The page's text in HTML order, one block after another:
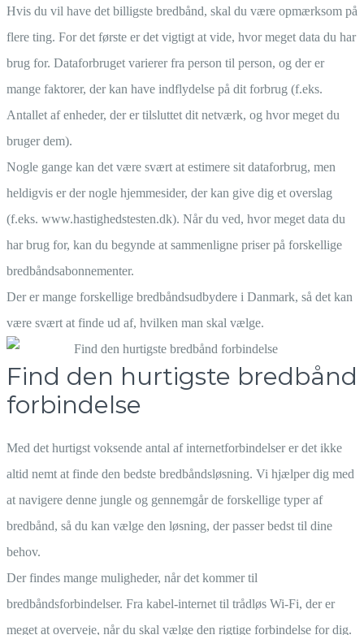
Hvis du vil have det billigste bredbånd, skal du være opmærksom på
flere ting. For det første er det vigtigt at vide, hvor meget data du har
brug for. Dataforbruget varierer fra person til person, og der er
mange faktorer, der kan have indflydelse på dit forbrug (f.eks.
Antallet af enheder, der er tilsluttet dit netværk, og hvor meget du
bruger dem).
Nogle gange kan det være svært at estimere sit dataforbrug, men
heldigvis er der nogle hjemmesider, der kan give dig et overslag
(f.eks. www.hastighedstesten.dk). Når du ved, hvor meget data du
har brug for, kan du begynde at sammenligne priser på forskellige
bredbåndsabonnementer.
Der er mange forskellige bredbåndsudbydere i Danmark, så det kan
være svært at finde ud af, hvilken man skal vælge.
Find den hurtigste bredbånd
forbindelse
Med det hurtigst voksende antal af internetforbindelser er det ikke
altid nemt at finde den bedste bredbåndsløsning. Vi hjælper dig med
at navigere denne jungle og gennemgår de forskellige typer af
bredbånd, så du kan vælge den løsning, der passer bedst til dine
behov.
Der findes mange muligheder, når det kommer til
bredbåndsforbindelser. Fra kabel-internet til trådløs Wi-Fi, der er
meget at overveje, når du skal vælge den rigtige forbindelse for dig.